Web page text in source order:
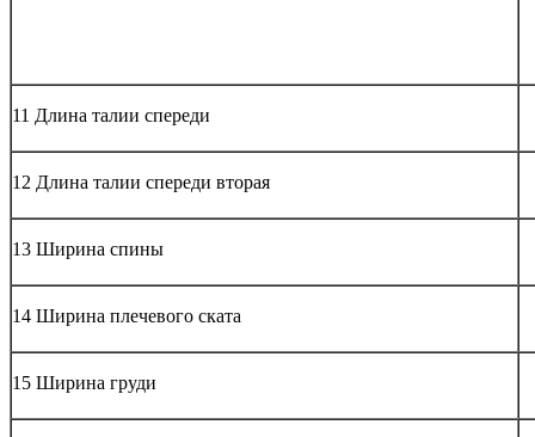
11 Длина талии спереди
12 Длина талии спереди вторая
13 Ширина спины
14 Ширина плечевого ската
15 Ширина груди